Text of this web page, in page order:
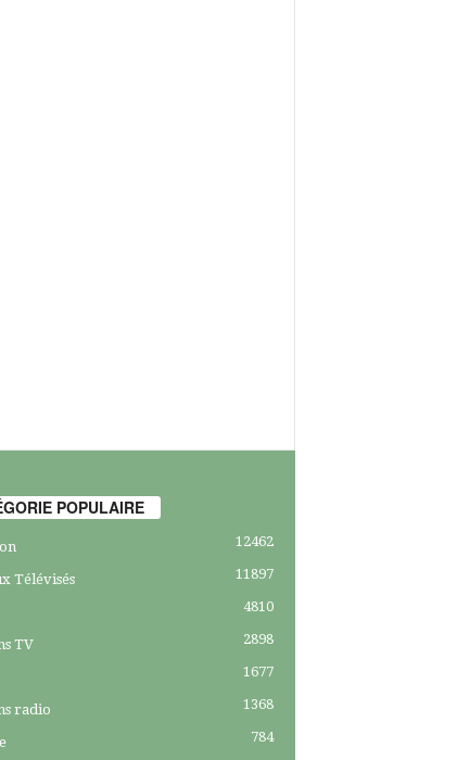
POPULAIRE
12462
Télévisés 11897
4810
TV 2898
1677
radio 1368
784